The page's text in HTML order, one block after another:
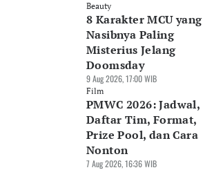
Beauty
8 Karakter MCU yang
Nasibnya Paling
Misterius Jelang
Doomsday
9 Aug 2026, 17:00 WIB
Film
PMWC 2026: Jadwal,
Daftar Tim, Format,
Prize Pool, dan Cara
Nonton
7 Aug 2026, 16:36 WIB